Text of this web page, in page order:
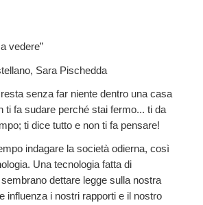
vedere”
Sara Pischedda
senza far niente dentro una casa
fa sudare perché stai fermo... ti da
ti dice tutto e non ti fa pensare!
indagare la società odierna, così
Una tecnologia fatta di
dettare legge sulla nostra
influenza i nostri rapporti e il nostro